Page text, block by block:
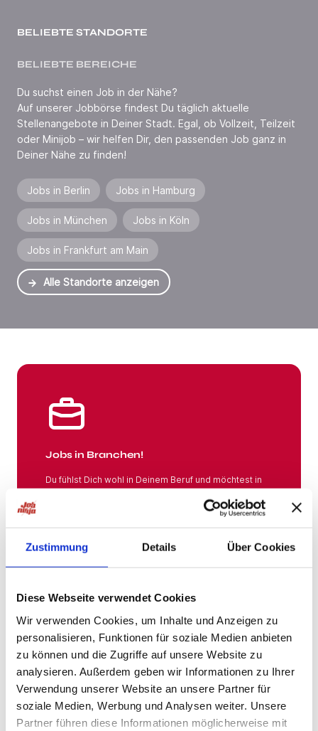
Zustimmung Details Über Cookies
Diese Webseite verwendet Cookies
Wir verwenden Cookies, um Inhalte und Anzeigen zu
personalisieren, Funktionen für soziale Medien anbieten
zu können und die Zugriffe auf unsere Website zu
analysieren. Außerdem geben wir Informationen zu Ihrer
Verwendung unserer Website an unsere Partner für
soziale Medien, Werbung und Analysen weiter. Unsere
Partner führen diese Informationen möglicherweise mit
BELIEBTE STANDORTE
BELIEBTE BEREICHE
Du suchst einen Job in der Nähe?
Auf unserer Jobbörse findest Du täglich aktuelle
Stellenangebote in Deiner Stadt. Egal, ob Vollzeit, Teilzeit
oder Minijob – wir helfen Dir, den passenden Job ganz in
Deiner Nähe zu finden!
Jobs in Berlin Jobs in Hamburg
Jobs in München Jobs in Köln
Jobs in Frankfurt am Main
Alle Standorte anzeigen
Jobs in Branchen!
Du fühlst Dich wohl in Deinem Beruf und möchtest in
Mehr
Jobs in Branchen
Jobs in der Nähe!
Auf unserer Plattform findest Du eine große Auswahl
an Stellenangeboten, die nach Städten sortiert sind,
suchen kannst. Egal, ob Du eine neue
Herausforderung suchst, einen beruflichen Wechsel